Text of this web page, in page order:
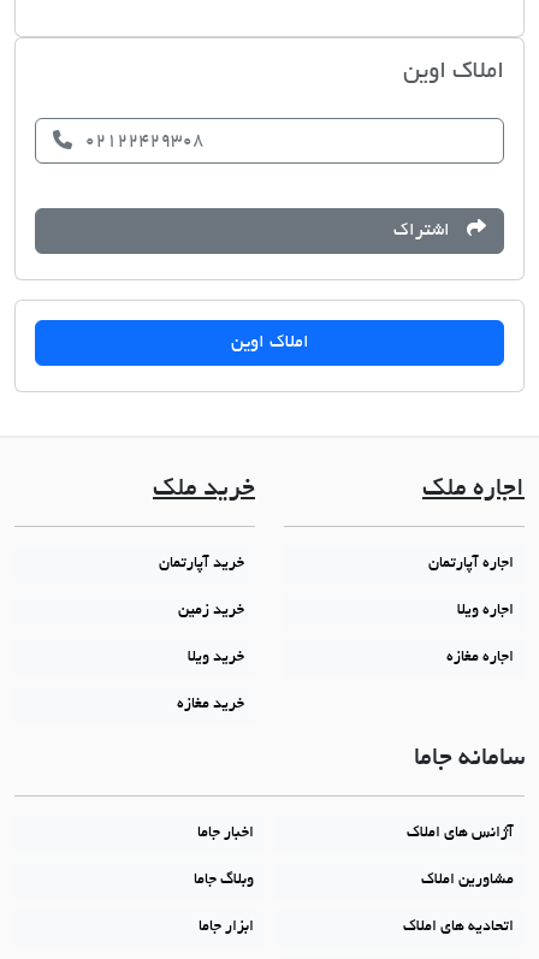
املاک اوین
02122429308
اشتراک
املاک اوین
اجاره ملک
اجاره آپارتمان
اجاره ویلا
اجاره مغازه
خرید ملک
خرید آپارتمان
خرید زمین
خرید ویلا
خرید مغازه
سامانه جاما
آژانس های املاک اخبار جاما
مشاورین املاک وبلاگ جاما
اتحادیه های املاک ابزار جاما